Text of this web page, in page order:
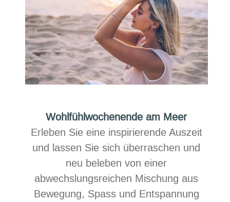
Wohlfühlwochenende am Meer
Erleben Sie eine inspirierende Auszeit
und lassen Sie sich überraschen und
neu beleben von einer
abwechslungsreichen Mischung aus
Bewegung, Spass und Entspannung